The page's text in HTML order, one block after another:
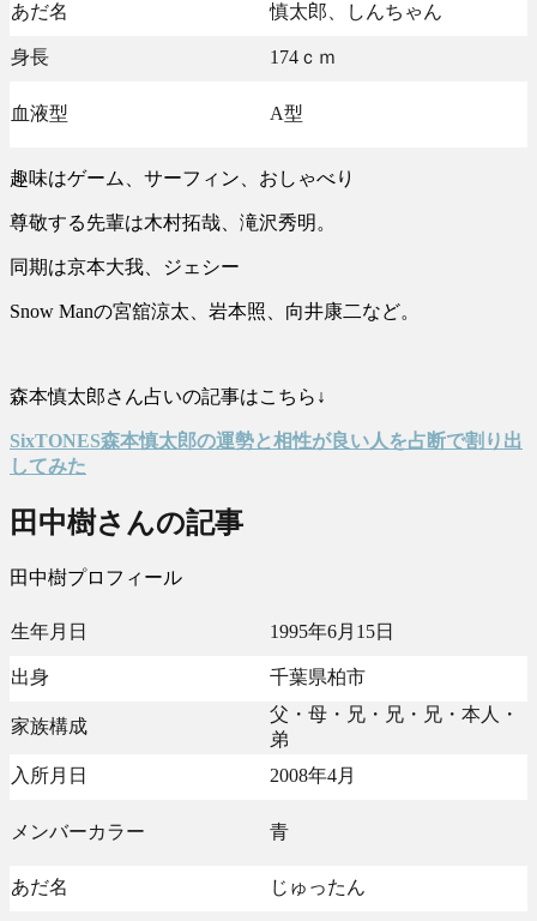
あだ名 慎太郎、しんちゃん
身長 174ｃｍ
血液型 A型
趣味はゲーム、サーフィン、おしゃべり
尊敬する先輩は木村拓哉、滝沢秀明。
同期は京本大我、ジェシー
Snow Manの宮舘涼太、岩本照、向井康二など。
森本慎太郎さん占いの記事はこちら↓
SixTONES森本慎太郎の運勢と相性が良い人を占断で割り出
してみた
田中樹さんの記事
田中樹プロフィール
生年月日 1995年6月15日
出身 千葉県柏市
家族構成
父・母・兄・兄・兄・本人・
弟
入所月日
2008年4月
メンバーカラー 青
あだ名 じゅったん